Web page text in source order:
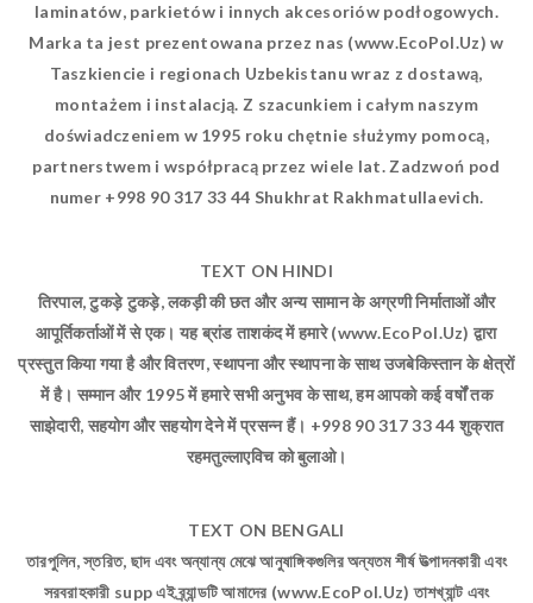
laminatów, parkietów i innych akcesoriów podłogowych.
Marka ta jest prezentowana przez nas (www.EcoPol.Uz) w
Taszkiencie i regionach Uzbekistanu wraz z dostawą,
montażem i instalacją. Z szacunkiem i całym naszym
doświadczeniem w 1995 roku chętnie służymy pomocą,
partnerstwem i współpracą przez wiele lat. Zadzwoń pod
numer +998 90 317 33 44 Shukhrat Rakhmatullaevich.
TEXT ON HINDI
तिरपाल, टुकड़े टुकड़े, लकड़ी की छत और अन्य सामान के अग्रणी निर्माताओं और
आपूर्तिकर्ताओं में से एक। यह ब्रांड ताशकंद में हमारे (www.EcoPol.Uz) द्वारा
प्रस्तुत किया गया है और वितरण, स्थापना और स्थापना के साथ उजबेकिस्तान के क्षेत्रों
में है। सम्मान और 1995 में हमारे सभी अनुभव के साथ, हम आपको कई वर्षों तक
साझेदारी, सहयोग और सहयोग देने में प्रसन्न हैं। +998 90 317 33 44 शुक्रात
रहमतुल्लाएविच को बुलाओ।
TEXT ON BENGALI
তারপুলিন, স্তরিত, ছাদ এবং অন্যান্য মেঝে আনুষাঙ্গিকগুলির অন্যতম শীর্ষ উত্পাদনকারী এবং
সরবরাহকারী supp এই ব্র্যান্ডটি আমাদের (www.EcoPol.Uz) তাশখ্যান্ট এবং